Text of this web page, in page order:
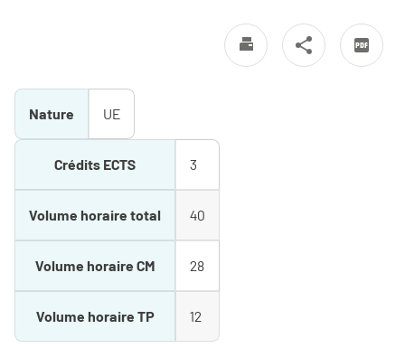
Nature UE
Crédits ECTS 3
Volume horaire total 40
Volume horaire CM 28
Volume horaire TP 12